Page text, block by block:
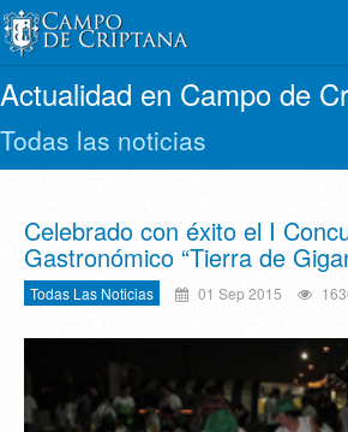
Actualidad en Campo de
Todas las noticias
Celebrado con éxito el I
Gastronómico “Tierra de
Todas Las Noticias 01 Sep 2015